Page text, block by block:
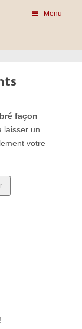
Menu
façon
laisser un
votre